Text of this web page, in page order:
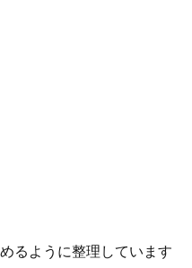
るように整理しています